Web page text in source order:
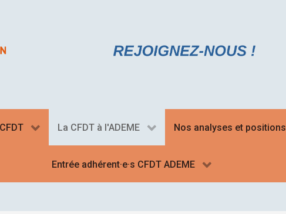
La CFDT à l'ADEME Nos analyses et positions
Entrée adhérent·e·s CFDT ADEME